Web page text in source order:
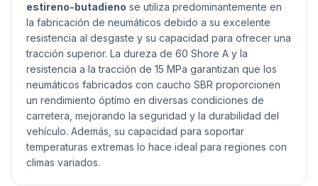
estireno-butadieno se utiliza predominantemente en
la fabricación de neumáticos debido a su excelente
resistencia al desgaste y su capacidad para ofrecer una
tracción superior. La dureza de 60 Shore A y la
resistencia a la tracción de 15 MPa garantizan que los
neumáticos fabricados con caucho SBR proporcionen
un rendimiento óptimo en diversas condiciones de
carretera, mejorando la seguridad y la durabilidad del
vehículo. Además, su capacidad para soportar
temperaturas extremas lo hace ideal para regiones con
climas variados.